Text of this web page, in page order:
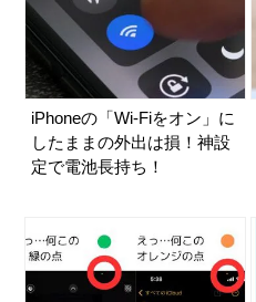
iPhoneの「Wi-Fiをオン」に
したままの外出は損！神設
定で電池長持ち！